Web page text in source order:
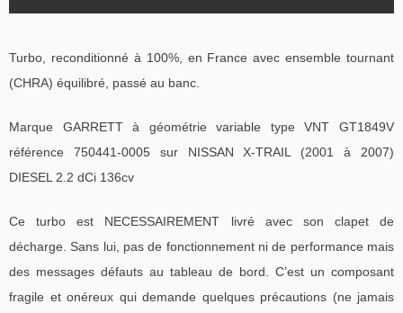
Turbo, reconditionné à 100%, en France avec ensemble tournant
(CHRA) équilibré, passé au banc.
Marque GARRETT à géométrie variable type VNT GT1849V
référence 750441-0005 sur NISSAN X-TRAIL (2001 à 2007)
DIESEL 2.2 dCi 136cv
Ce turbo est NECESSAIREMENT livré avec son clapet de
décharge. Sans lui, pas de fonctionnement ni de performance mais
des messages défauts au tableau de bord. C’est un composant
fragile et onéreux qui demande quelques précautions (ne jamais